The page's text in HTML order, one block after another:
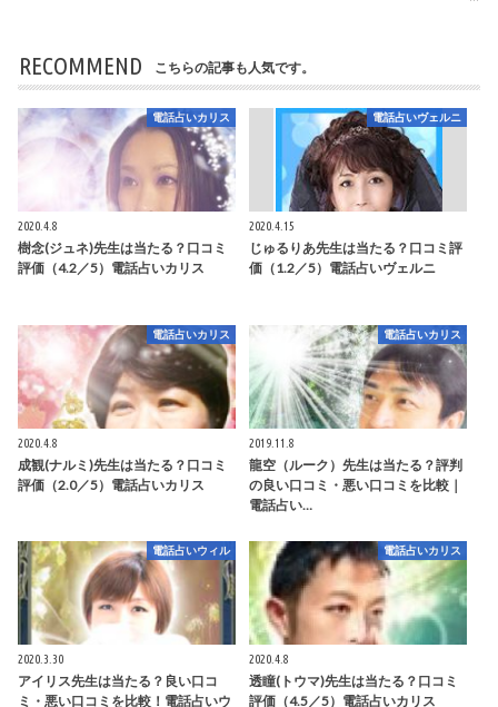
RECOMMEND こちらの記事も人気です。
電話占いカリス
2020.4.8
樹念(ジュネ)先生は当たる？口コミ
評価（4.2／5）電話占いカリス
電話占いヴェルニ
2020.4.15
じゅるりあ先生は当たる？口コミ評
価（1.2／5）電話占いヴェルニ
電話占いカリス
2020.4.8
成観(ナルミ)先生は当たる？口コミ
評価（2.0／5）電話占いカリス
電話占いカリス
2019.11.8
龍空（ルーク）先生は当たる？評判
の良い口コミ・悪い口コミを比較｜
電話占い…
電話占いウィル
2020.3.30
アイリス先生は当たる？良い口コ
ミ・悪い口コミを比較！電話占いウ
電話占いカリス
2020.4.8
透瞳(トウマ)先生は当たる？口コミ
評価（4.5／5）電話占いカリス